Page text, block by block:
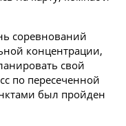
соревнований
концентрации,
свой
по пересеченной
был пройден